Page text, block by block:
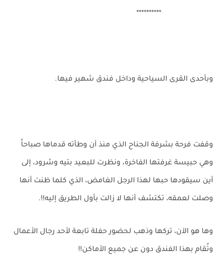
**********
وبأحدى القرى السياحية وداخل فندق شهير فيها.
وقفت فرحة بشرفة الجناح الذي منذ أن وطأته قدماها صباحاً
وهي حبيسة غرفتها الفاخرة، ونظرت للبعيد بتيه وشرود، إلى
أين سيقودها حبها لهذا الرجل الغامض، الذي كلما ظنت أنها
وصلت لعمقه، تكتشف أنها لا زالت بأول الطريق إليه!!.
وها هو الآن، تركها وذهب لحضور حفلة تابعة لأحد رجال الأعمال
وتُقام بهذا الفندق دون عن جميع الأماكن!!